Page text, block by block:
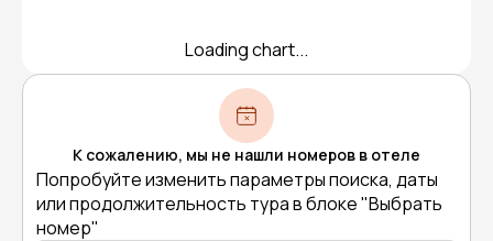
Loading chart...
К сожалению, мы не нашли номеров в отеле
Попробуйте изменить параметры поиска, даты
или продолжительность тура в блоке "Выбрать
номер"